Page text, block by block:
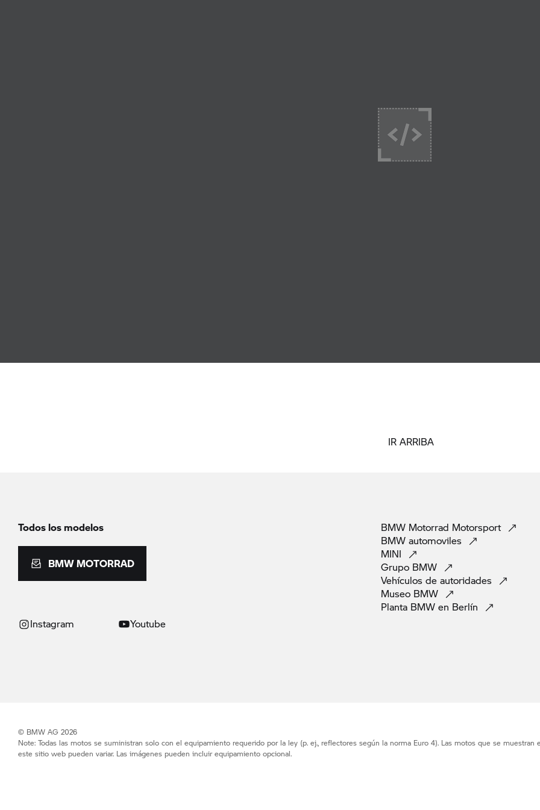
IR ARRIBA
Todos los modelos
BMW MOTORRAD
Instagram Youtube
BMW Motorrad Motorsport
BMW automoviles
MINI
Grupo BMW
Vehículos de autoridades
Museo BMW
Planta BMW en Berlín
© BMW AG 2026
Note: Todas las motos se suministran solo con el equipamiento requerido por la ley (p. ej., reflectores según la norma Euro 4). Las motos que se muestran
este sitio web pueden variar. Las imágenes pueden incluir equipamiento opcional.